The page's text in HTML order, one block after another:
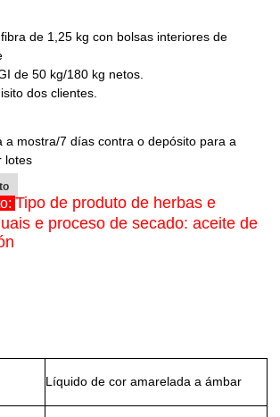
de 1,25 kg con bolsas interiores de
de 50 kg/180 kg netos.
dos clientes.
a mostra/7 días contra o depósito para a
lotes
Tipo de produto de herbas e
e proceso de secado: aceite de
Líquido de cor amarelada a ámbar